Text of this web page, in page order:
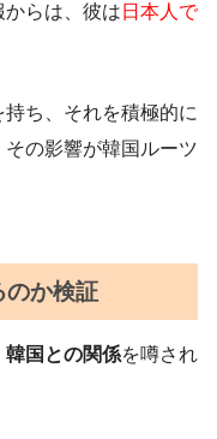
らは、彼は 日本人で
ち、それを積極的に
の影響が韓国ルーツ
のか検証
韓国との関係を噂され